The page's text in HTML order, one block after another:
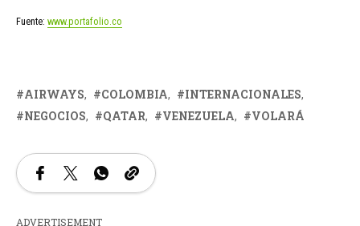
Fuente: www.portafolio.co
AIRWAYS COLOMBIA
INTERNACIONALES
NEGOCIOS
QATAR VENEZUELA VOLARÁ
ADVERTISEMENT